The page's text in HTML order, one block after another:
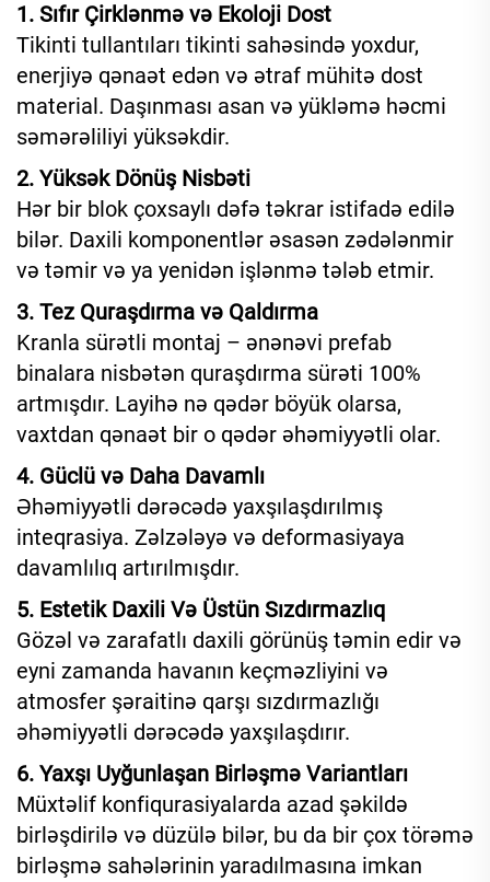
1. Sıfır Çirklənmə və Ekoloji Dost
Tikinti tullantıları tikinti sahəsində yoxdur,
enerjiyə qənaət edən və ətraf mühitə dost
material. Daşınması asan və yükləmə həcmi
səmərəliliyi yüksəkdir.
2. Yüksək Dönüş Nisbəti
Hər bir blok çoxsaylı dəfə təkrar istifadə edilə
bilər. Daxili komponentlər əsasən zədələnmir
və təmir və ya yenidən işlənmə tələb etmir.
3. Tez Quraşdırma və Qaldırma
Kranla sürətli montaj – ənənəvi prefab
binalara nisbətən quraşdırma sürəti 100%
artmışdır. Layihə nə qədər böyük olarsa,
vaxtdan qənaət bir o qədər əhəmiyyətli olar.
4. Güclü və Daha Davamlı
Əhəmiyyətli dərəcədə yaxşılaşdırılmış
inteqrasiya. Zəlzələyə və deformasiyaya
davamlılıq artırılmışdır.
5. Estetik Daxili Və Üstün Sızdırmazlıq
Gözəl və zarafatlı daxili görünüş təmin edir və
eyni zamanda havanın keçməzliyini və
atmosfer şəraitinə qarşı sızdırmazlığı
əhəmiyyətli dərəcədə yaxşılaşdırır.
6. Yaxşı Uyğunlaşan Birləşmə Variantları
Müxtəlif konfiqurasiyalarda azad şəkildə
birləşdirilə və düzülə bilər, bu da bir çox törəmə
birləşmə sahələrinin yaradılmasına imkan